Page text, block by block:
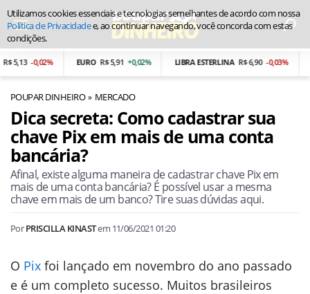
-0,02% EURO R$ 5,91 +0,02% LIBRA ESTERLINA R$ 6,90 -0,03%
POUPAR DINHEIRO MERCADO
Dica secreta: Como cadastrar sua
chave Pix em mais de uma conta
bancária?
Afinal, existe alguma maneira de cadastrar chave Pix em
mais de uma conta bancária? É possível usar a mesma
chave em mais de um banco? Tire suas dúvidas aqui.
PorPRISCILLA KINASTem 11/06/2021 01:20
O Pix foi lançado em novembro do ano passado
e é um completo sucesso. Muitos brasileiros
Utilizamos cookies essenciais e tecnologias semelhantes de acordo com nossa
Política de Privacidadee, ao continuar navegando, você concorda com estas
condições.